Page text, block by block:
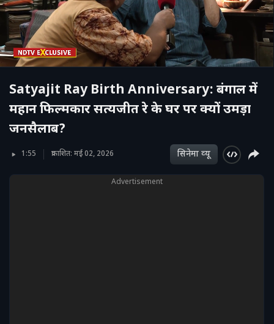
Satyajit Ray Birth Anniversary: बंगाल में
महान फिल्मकार सत्यजीत रे के घर पर क्यों उमड़ा
जनसैलाब?
1:55 प्रकाशित: मई 02, 2026 सिनेमा व्‍यू
Advertisement